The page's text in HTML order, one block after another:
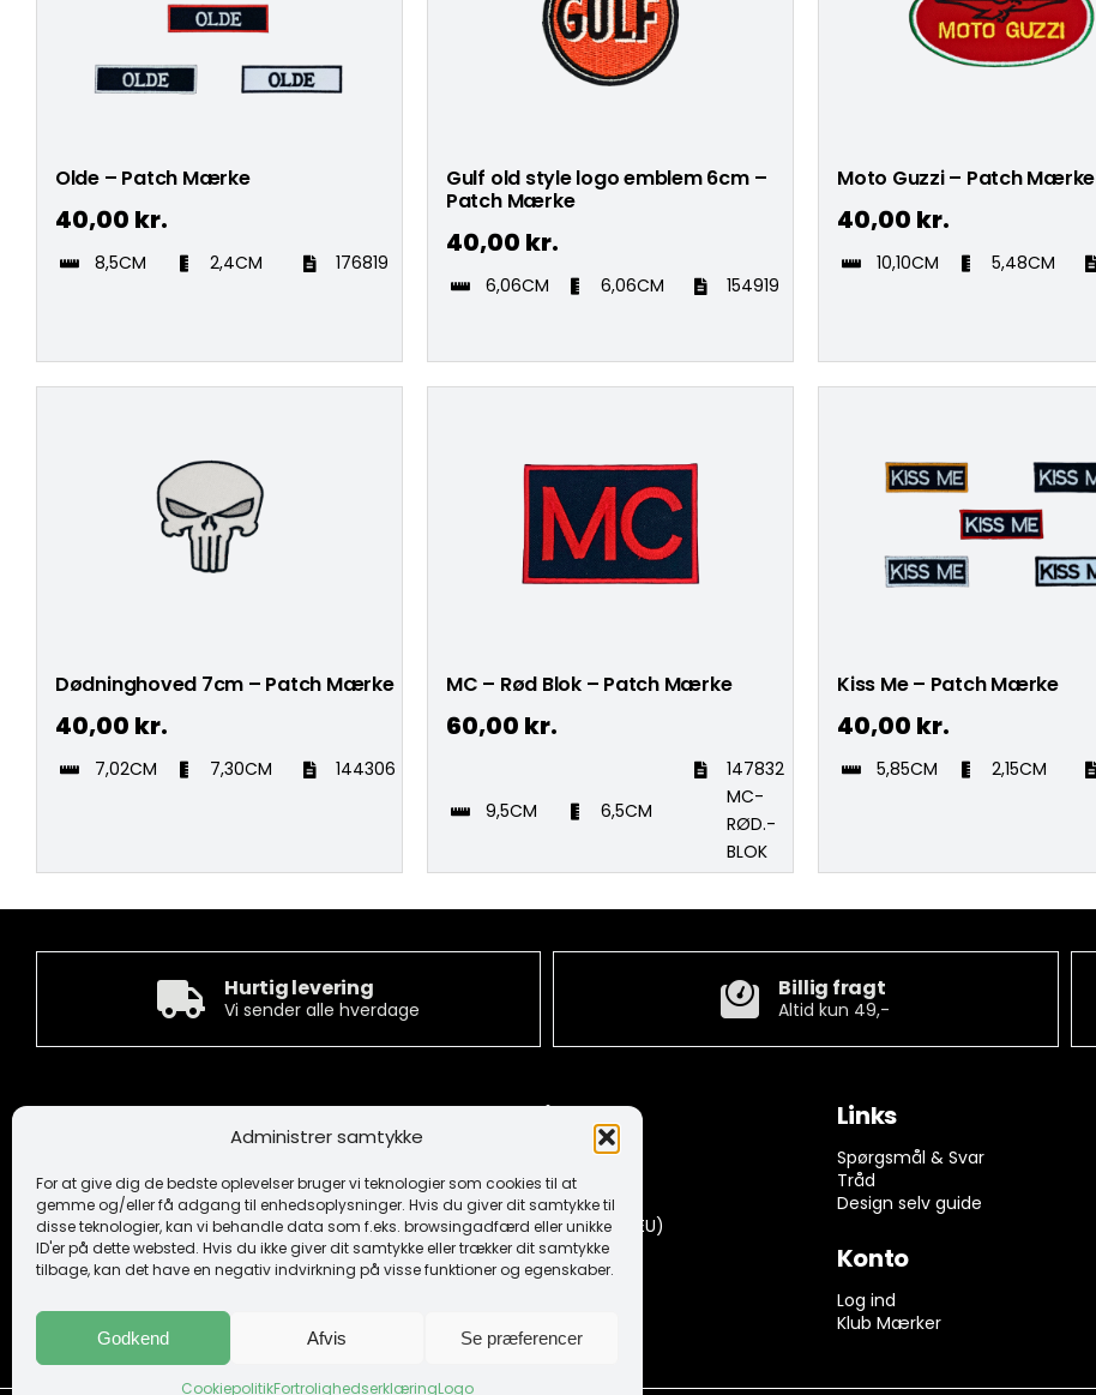
Administrer samtykke
For at give dig de bedste oplevelser bruger vi teknologier som cookies til at
gemme og/eller få adgang til enhedsoplysninger. Hvis du giver dit samtykke til
disse teknologier, kan vi behandle data som f.eks. browsingadfærd eller unikke
ID'er på dette websted. Hvis du ikke giver dit samtykke eller trækker dit samtykke
tilbage, kan det have en negativ indvirkning på visse funktioner og egenskaber.
Godkend Afvis Se præferencer
CookiepolitikFortrolighedserklæringLogo
Olde – Patch Mærke
40,00 kr.
8,5CM 2,4CM 176819
Gulf old style logo emblem 6cm –
Patch Mærke
40,00 kr.
6,06CM 6,06CM 154919
Moto Guzzi – Patch Mærke
40,00 kr.
10,10CM 5,48CM
Dødninghoved 7cm – Patch Mærke
40,00 kr.
7,02CM 7,30CM 144306
MC – Rød Blok – Patch Mærke
60,00 kr.
9,5CM 6,5CM
147832
MC-
RØD.-
BLOK
Kiss Me – Patch Mærke
40,00 kr.
5,85CM 2,15CM
Hurtig levering
Vi sender alle hverdage
Billig fragt
Altid kun 49,-
Kontakt
Løhdesvej 6
7442 Engesvang
+45 86 86 40 55
camee@broderi.dk
CVR: 13910073
Information
Handelsbetingelser
Ansvarsfraskrivelse
Cookiepolitik (EU)
Fortrolighedserklæring (EU)
Logo
Levering og returnering
Links
Spørgsmål & Svar
Tråd
Design selv guide
Konto
Log ind
Klub Mærker